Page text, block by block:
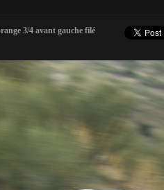
3/4 avant gauche filé